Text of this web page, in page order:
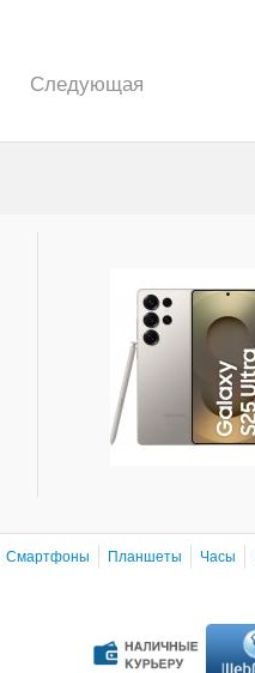
Следующая
Смартфоны Планшеты Часы